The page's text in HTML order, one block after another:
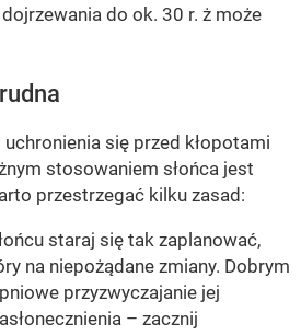
do ok. 30 r. ż może
się przed kłopotami
stosowaniem słońca jest
przestrzegać kilku zasad:
staraj się tak zaplanować,
na niepożądane zmiany. Dobrym
przyzwyczajanie jej
– zacznij